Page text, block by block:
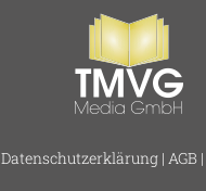
Datenschutzerklärung | AGB |